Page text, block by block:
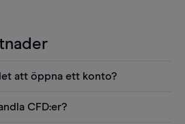
att öppna ett konto?
CFD:er?